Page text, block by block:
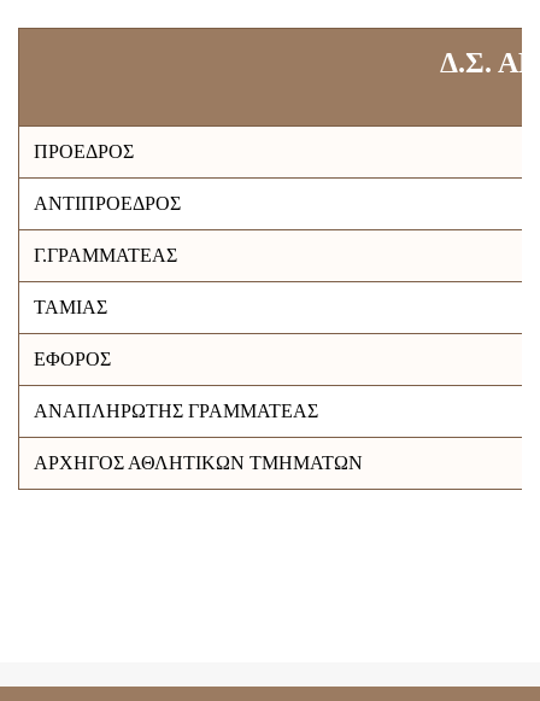
Δ.Σ.
ΠΡΟΕΔΡΟΣ
ΑΝΤΙΠΡΟΕΔΡΟΣ
Γ.ΓΡΑΜΜΑΤΕΑΣ
ΤΑΜΙΑΣ
ΕΦΟΡΟΣ
ΑΝΑΠΛΗΡΩΤΗΣ ΓΡΑΜΜΑΤΕΑΣ
ΑΡΧΗΓΟΣ ΑΘΛΗΤΙΚΩΝ ΤΜΗΜΑΤΩΝ